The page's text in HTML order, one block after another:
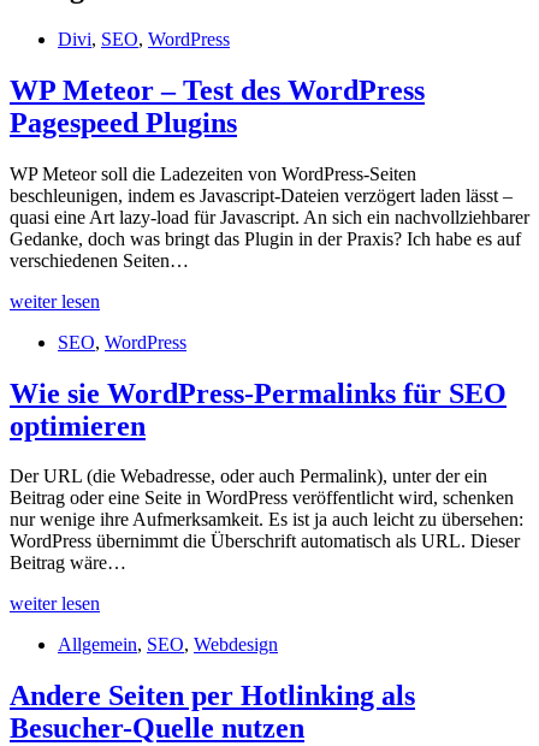
Divi, SEO, WordPress
WP Meteor – Test des WordPress
Pagespeed Plugins
WP Meteor soll die Ladezeiten von WordPress-Seiten
beschleunigen, indem es Javascript-Dateien verzögert laden lässt –
quasi eine Art lazy-load für Javascript. An sich ein nachvollziehbarer
Gedanke, doch was bringt das Plugin in der Praxis? Ich habe es auf
verschiedenen Seiten…
weiter lesen
–
des
WordPress
Pagespeed
SEO, WordPress
Wie sie WordPress-Permalinks für SEO
optimieren
Der URL (die Webadresse, oder auch Permalink), unter der ein
Beitrag oder eine Seite in WordPress veröffentlicht wird, schenken
nur wenige ihre Aufmerksamkeit. Es ist ja auch leicht zu übersehen:
WordPress übernimmt die Überschrift automatisch als URL. Dieser
Beitrag wäre…
weiter lesen
WordPress-
für
SEO
optimieren
Allgemein, SEO, Webdesign
Andere Seiten per Hotlinking als
Besucher-Quelle nutzen